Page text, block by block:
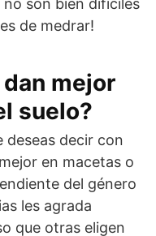
son bien difíciles
de medrar!
mejor
suelo?
deseas decir con
en macetas o
del género
les agrada
que otras eligen